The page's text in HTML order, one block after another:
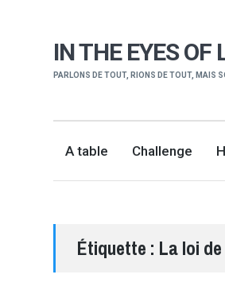
IN THE EYES OF
PARLONS DE TOUT, RIONS DE TOUT, MAIS
A table Challenge
Étiquette : La loi